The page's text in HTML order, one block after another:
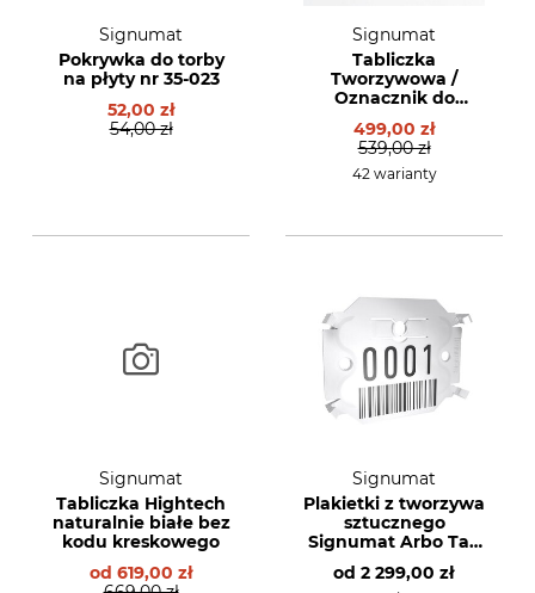
Signumat
Pokrywka do torby
na płyty nr 35-023
52,00 zł
54,00 zł
Signumat
Tabliczka
Tworzywowa /
Oznacznik do
cechowania drewna
typu 01 -
jednokreskowa
499,00 zł
539,00 zł
42 warianty
Signumat
Tabliczka Hightech
naturalnie białe bez
kodu kreskowego
od 619,00 zł
Signumat
Plakietki z tworzywa
sztucznego
Signumat Arbo Tag
Resistant White z
aluminiowymi
od 2 299,00 zł